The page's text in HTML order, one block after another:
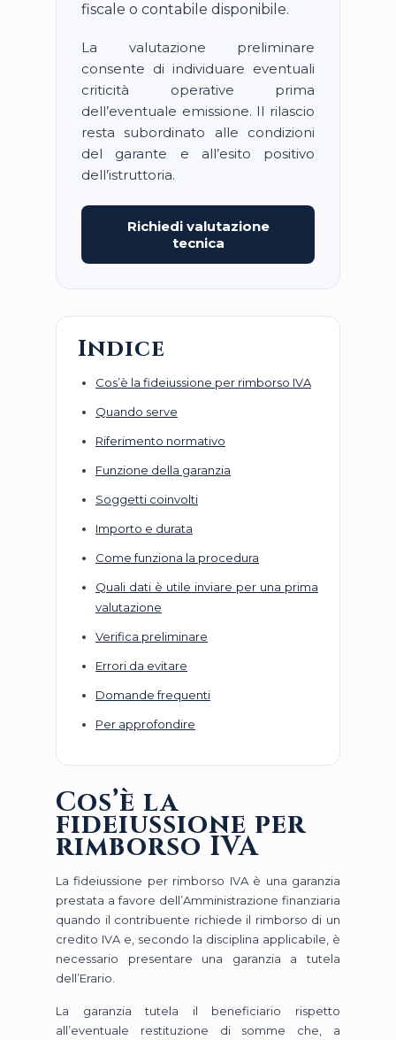
fiscale o contabile disponibile.
La valutazione preliminare
consente di individuare eventuali
criticità operative prima
dell’eventuale emissione. Il rilascio
resta subordinato alle condizioni
del garante e all’esito positivo
dell’istruttoria.
Richiedi valutazione
tecnica
Indice
Cos’è la fideiussione per rimborso IVA
Quando serve
Riferimento normativo
Funzione della garanzia
Soggetti coinvolti
Importo e durata
Come funziona la procedura
Quali dati è utile inviare per una prima
valutazione
Verifica preliminare
Errori da evitare
Domande frequenti
Per approfondire
Cos’è la
fideiussione per
rimborso IVA
La fideiussione per rimborso IVA è una garanzia
prestata a favore dell’Amministrazione finanziaria
quando il contribuente richiede il rimborso di un
credito IVA e, secondo la disciplina applicabile, è
necessario presentare una garanzia a tutela
dell’Erario.
La garanzia tutela il beneficiario rispetto
all’eventuale restituzione di somme che, a